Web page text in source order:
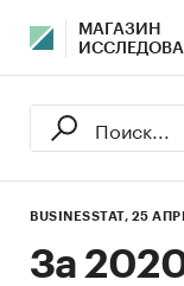
МАГАЗИН
BUSINESSTAT, 25
За